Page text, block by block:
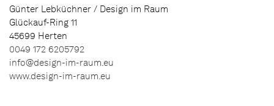
Günter Lebküchner / Design im Raum
Glückauf-Ring 11
45699 Herten
0049 172 6205792
info@design-im-raum.eu
www.design-im-raum.eu